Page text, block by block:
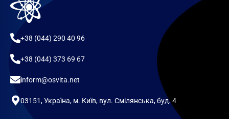
+38 (044) 290 40 96
+38 (044) 373 69 67
inform@osvita.net
03151, Україна, м. Київ, вул. Смілянська, буд. 4